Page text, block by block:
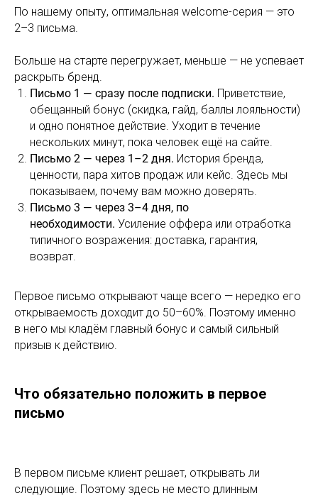
По нашему опыту, оптимальная welcome-серия — это
2–3 письма.
Больше на старте перегружает, меньше — не успевает
раскрыть бренд.
Письмо 1 — сразу после подписки. Приветствие,
обещанный бонус (скидка, гайд, баллы лояльности)
и одно понятное действие. Уходит в течение
нескольких минут, пока человек ещё на сайте.
Письмо 2 — через 1–2 дня. История бренда,
ценности, пара хитов продаж или кейс. Здесь мы
показываем, почему вам можно доверять.
Письмо 3 — через 3–4 дня, по
необходимости. Усиление оффера или отработка
типичного возражения: доставка, гарантия,
возврат.
Первое письмо открывают чаще всего — нередко его
открываемость доходит до 50–60%. Поэтому именно
в него мы кладём главный бонус и самый сильный
призыв к действию.
Что обязательно положить в первое
письмо
В первом письме клиент решает, открывать ли
следующие. Поэтому здесь не место длинным